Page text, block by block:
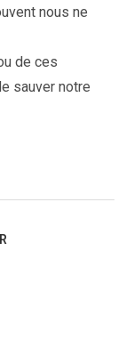
nous ne
de ces
sauver notre